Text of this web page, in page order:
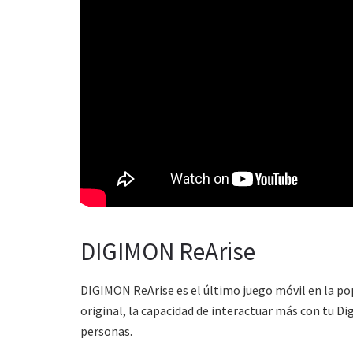
DIGIMON ReArise
DIGIMON ReArise es el último juego móvil en la
original, la capacidad de interactuar más con tu
personas.